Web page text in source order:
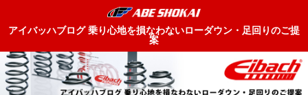
アイバッハブログ 乗り心地を損なわないローダウン・足回りのご提
案